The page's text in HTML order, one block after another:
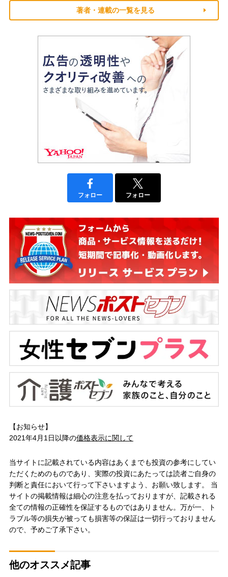
著者・連載の一覧を見る
フォロー フォロー
【お知らせ】
2021年4月1日以降の価格表示に関して
当サイトに記載されている内容はあくまでも投資の参考にしてい
ただくためのものであり、実際の投資にあたっては読者ご自身の
判断と責任において行って下さいますよう、お願い致します。 当
サイトの掲載情報は細心の注意を払っておりますが、記載される
全ての情報の正確性を保証するものではありません。万が一、ト
ラブル等の損失が被っても損害等の保証は一切行っておりません
ので、予めご了承下さい。
他のオススメ記事